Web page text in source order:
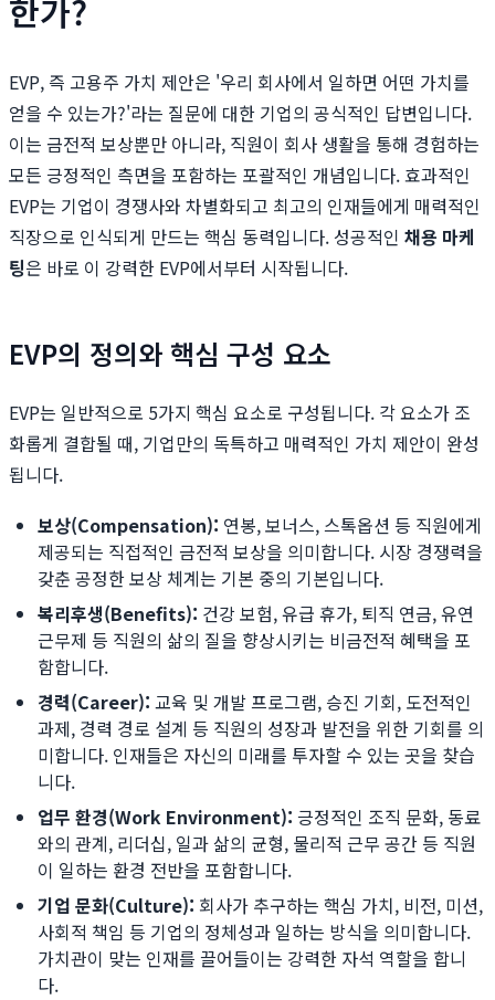
한가?
EVP, 즉 고용주 가치 제안은 '우리 회사에서 일하면 어떤 가치를
얻을 수 있는가?'라는 질문에 대한 기업의 공식적인 답변입니다.
이는 금전적 보상뿐만 아니라, 직원이 회사 생활을 통해 경험하는
모든 긍정적인 측면을 포함하는 포괄적인 개념입니다. 효과적인
EVP는 기업이 경쟁사와 차별화되고 최고의 인재들에게 매력적인
직장으로 인식되게 만드는 핵심 동력입니다. 성공적인 채용 마케
팅은 바로 이 강력한 EVP에서부터 시작됩니다.
EVP의 정의와 핵심 구성 요소
EVP는 일반적으로 5가지 핵심 요소로 구성됩니다. 각 요소가 조
화롭게 결합될 때, 기업만의 독특하고 매력적인 가치 제안이 완성
됩니다.
보상(Compensation): 연봉, 보너스, 스톡옵션 등 직원에게
제공되는 직접적인 금전적 보상을 의미합니다. 시장 경쟁력을
갖춘 공정한 보상 체계는 기본 중의 기본입니다.
복리후생(Benefits): 건강 보험, 유급 휴가, 퇴직 연금, 유연
근무제 등 직원의 삶의 질을 향상시키는 비금전적 혜택을 포
함합니다.
경력(Career): 교육 및 개발 프로그램, 승진 기회, 도전적인
과제, 경력 경로 설계 등 직원의 성장과 발전을 위한 기회를 의
미합니다. 인재들은 자신의 미래를 투자할 수 있는 곳을 찾습
니다.
업무 환경(Work Environment): 긍정적인 조직 문화, 동료
와의 관계, 리더십, 일과 삶의 균형, 물리적 근무 공간 등 직원
이 일하는 환경 전반을 포함합니다.
기업 문화(Culture): 회사가 추구하는 핵심 가치, 비전, 미션,
사회적 책임 등 기업의 정체성과 일하는 방식을 의미합니다.
가치관이 맞는 인재를 끌어들이는 강력한 자석 역할을 합니
다.